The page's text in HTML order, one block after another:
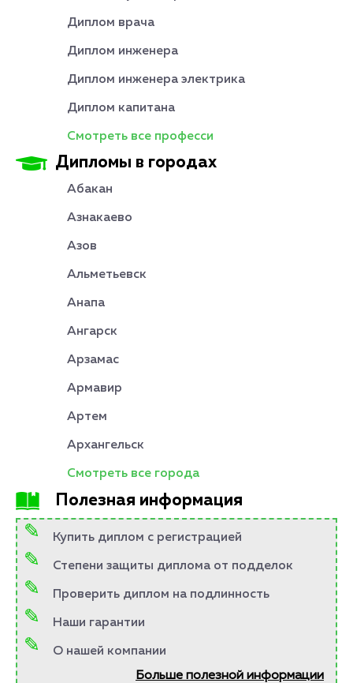
Диплом врача
Диплом инженера
Диплом инженера электрика
Диплом капитана
Смотреть все професси
Дипломы в городах
Абакан
Азнакаево
Азов
Альметьевск
Анапа
Ангарск
Арзамас
Армавир
Артем
Архангельск
Смотреть все города
Полезная информация
Купить диплом с регистрацией
Степени защиты диплома от подделок
Проверить диплом на подлинность
Наши гарантии
О нашей компании
Больше полезной информации